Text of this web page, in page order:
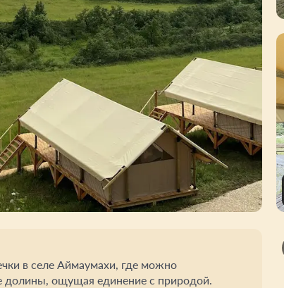
в селе Аймаумахи, где можно
долины, ощущая единение с природой.